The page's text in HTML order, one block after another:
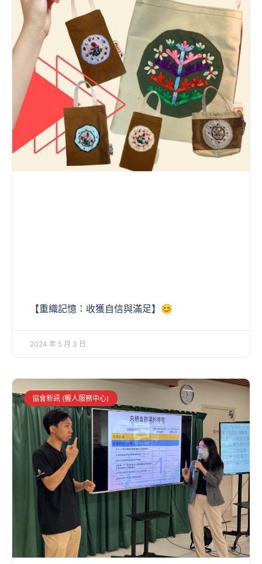
【重織記憶：收獲自信與滿足】😊
2024 年 5 月 3 日
協會新訊 (聾人服務中心)